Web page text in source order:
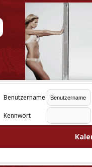
Benutzername
Kennwort